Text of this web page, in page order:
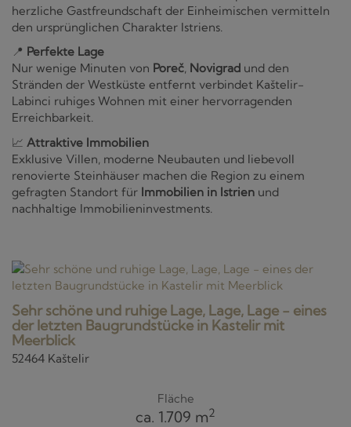
herzliche Gastfreundschaft der Einheimischen vermitteln
den ursprünglichen Charakter Istriens.
📍 Perfekte Lage
Nur wenige Minuten von Poreč, Novigrad und den
Stränden der Westküste entfernt verbindet Kaštelir-
Labinci ruhiges Wohnen mit einer hervorragenden
Erreichbarkeit.
📈 Attraktive Immobilien
Exklusive Villen, moderne Neubauten und liebevoll
renovierte Steinhäuser machen die Region zu einem
gefragten Standort für Immobilien in Istrien und
nachhaltige Immobilieninvestments.
Sehr schöne und ruhige Lage, Lage, Lage - eines
der letzten Baugrundstücke in Kastelir mit
Meerblick
52464 Kaštelir
Fläche
ca. 1.709 m2